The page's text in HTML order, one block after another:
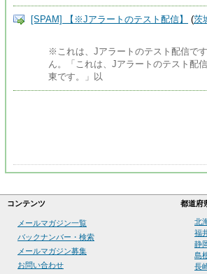
[SPAM] 【※Jアラートのテスト配信】 (茨
※これは、Jアラートのテスト配信で
ん。「これは、Jアラートのテスト配
東です。」以
コンテンツ 都道府
メールマガジン一覧
バックナンバー・検索
メールマガジン募集
お問い合わせ
北
福
静
島
長